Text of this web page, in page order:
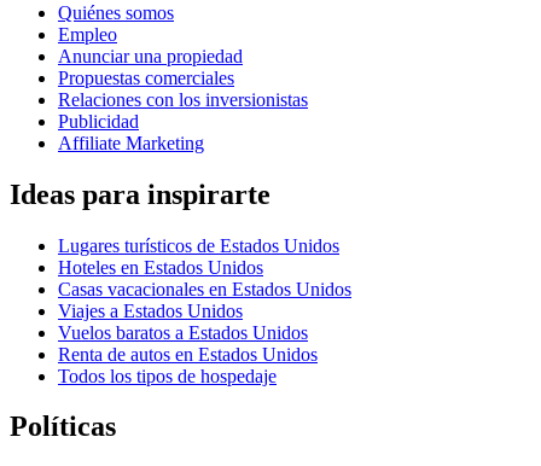
Quiénes somos
Empleo
Anunciar una propiedad
Propuestas comerciales
Relaciones con los inversionistas
Publicidad
Affiliate Marketing
Ideas para inspirarte
Lugares turísticos de Estados Unidos
Hoteles en Estados Unidos
Casas vacacionales en Estados Unidos
Viajes a Estados Unidos
Vuelos baratos a Estados Unidos
Renta de autos en Estados Unidos
Todos los tipos de hospedaje
Políticas